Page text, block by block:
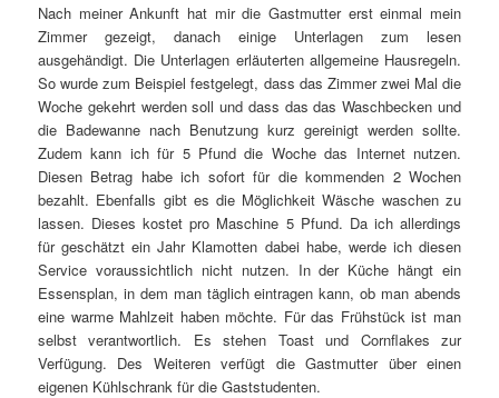
Nach meiner Ankunft hat mir die Gastmutter erst einmal mein
Zimmer gezeigt, danach einige Unterlagen zum lesen
ausgehändigt. Die Unterlagen erläuterten allgemeine Hausregeln.
So wurde zum Beispiel festgelegt, dass das Zimmer zwei Mal die
Woche gekehrt werden soll und dass das das Waschbecken und
die Badewanne nach Benutzung kurz gereinigt werden sollte.
Zudem kann ich für 5 Pfund die Woche das Internet nutzen.
Diesen Betrag habe ich sofort für die kommenden 2 Wochen
bezahlt. Ebenfalls gibt es die Möglichkeit Wäsche waschen zu
lassen. Dieses kostet pro Maschine 5 Pfund. Da ich allerdings
für geschätzt ein Jahr Klamotten dabei habe, werde ich diesen
Service voraussichtlich nicht nutzen. In der Küche hängt ein
Essensplan, in dem man täglich eintragen kann, ob man abends
eine warme Mahlzeit haben möchte. Für das Frühstück ist man
selbst verantwortlich. Es stehen Toast und Cornflakes zur
Verfügung. Des Weiteren verfügt die Gastmutter über einen
eigenen Kühlschrank für die Gaststudenten.